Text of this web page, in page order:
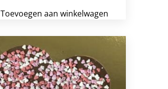
Toevoegen aan winkelwagen